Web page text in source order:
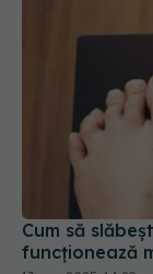
Cum să
funcționează
13 mar 2025, 14:29